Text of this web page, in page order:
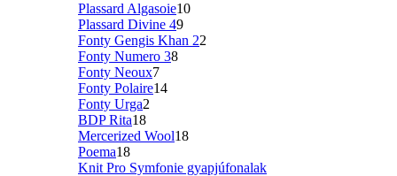
Plassard Algasoie10
Plassard Divine 49
Fonty Gengis Khan 22
Fonty Numero 38
Fonty Neoux7
Fonty Polaire14
Fonty Urga2
BDP Rita18
Mercerized Wool18
Poema18
Knit Pro Symfonie gyapjúfonalak